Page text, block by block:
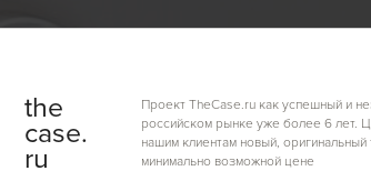
the
case.
ru
Проект TheCase.ru как успешный и
российском рынке уже более 6 лет.
нашим клиентам новый,
минимально возможной цене